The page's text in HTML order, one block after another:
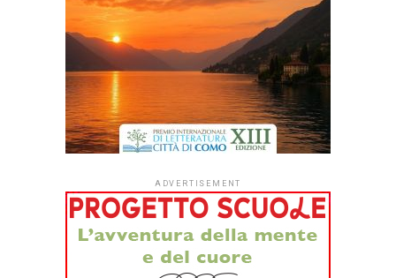
Dopo quattro anni di sperimentazione, #ioleggoperché
apre per la prima volta le iscrizioni a tutti gli asili nido